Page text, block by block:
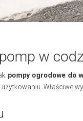
w
pompy ogrodowe do
Właściwe